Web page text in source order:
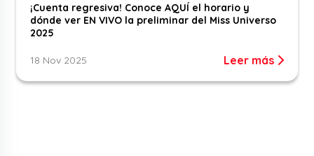
¡Cuenta regresiva! Conoce AQUÍ el horario y
dónde ver EN VIVO la preliminar del Miss Universo
2025
18 Nov 2025 Leer más